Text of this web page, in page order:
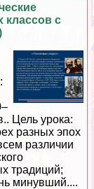
классов с
Цель урока:
разных эпох
различии
традиций;
минувший....